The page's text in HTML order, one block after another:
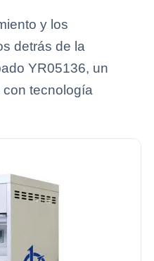
y los
detrás de la
YR05136, un
tecnología